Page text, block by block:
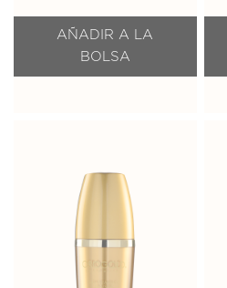
AÑADIR A LA
BOLSA